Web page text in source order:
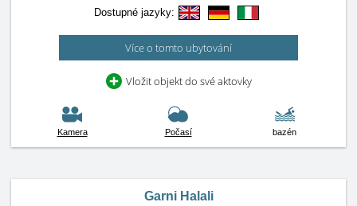
Dostupné jazyky:
Více o tomto ubytování
Vložit objekt do své aktovky
Kamera Počasí bazén
Garni Halali